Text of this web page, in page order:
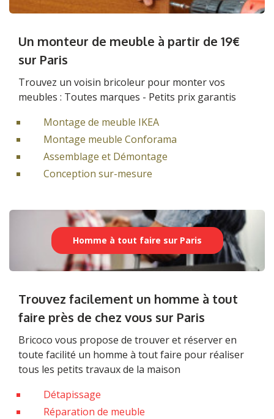
Un monteur de meuble à partir de 19€
sur Paris
Trouvez un voisin bricoleur pour monter vos
meubles : Toutes marques - Petits prix garantis
Montage de meuble IKEA
Montage meuble Conforama
Assemblage et Démontage
Conception sur-mesure
Homme à tout faire sur Paris
Trouvez facilement un homme à tout
faire près de chez vous sur Paris
Bricoco vous propose de trouver et réserver en
toute facilité un homme à tout faire pour réaliser
tous les petits travaux de la maison
Détapissage
Réparation de meuble